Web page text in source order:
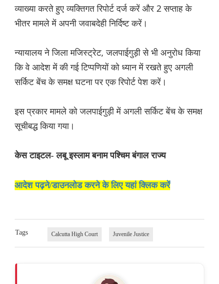
व्याख्या करते हुए व्यक्तिगत रिपोर्ट दर्ज करें और 2 सप्ताह के
भीतर मामले में अपनी जवाबदेही निर्दिष्ट करें।
न्यायालय ने जिला मजिस्ट्रेट, जलपाईगुड़ी से भी अनुरोध किया
कि वे आदेश में की गई टिप्पणियों को ध्यान में रखते हुए अगली
सर्किट बेंच के समक्ष घटना पर एक रिपोर्ट पेश करें।
इस प्रकार मामले को जलपाईगुड़ी में अगली सर्किट बेंच के समक्ष
सूचीबद्ध किया गया।
केस टाइटल- लबू इस्लाम बनाम पश्चिम बंगाल राज्य
आदेश पढ़ने/डाउनलोड करने के लिए यहां क्लिक करें
Tags Calcutta High Court Juvenile Justice